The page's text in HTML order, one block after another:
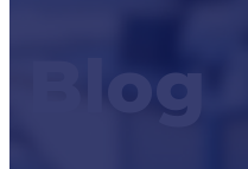
Blog